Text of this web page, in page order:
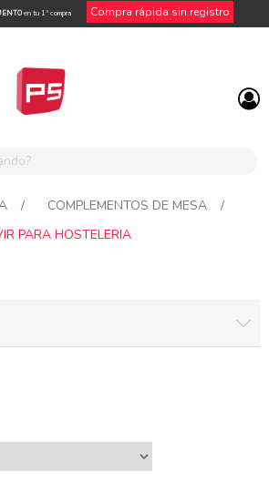
en tu 1ª compra Compra rápida sin registro
/ COMPLEMENTOS DE MESA
/
PARA HOSTELERIA